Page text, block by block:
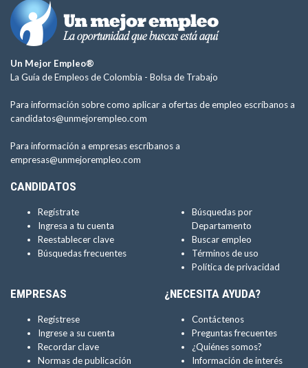
Un Mejor Empleo®
La Guía de Empleos de Colombia - Bolsa de Trabajo
Para información sobre como aplicar a ofertas de empleo escríbanos a
candidatos@unmejorempleo.com
Para información a empresas escríbanos a
empresas@unmejorempleo.com
CANDIDATOS
Regístrate
Ingresa a tu cuenta
Reestablecer clave
Búsquedas frecuentes
Búsquedas por
Departamento
Buscar empleo
Términos de uso
Política de privacidad
EMPRESAS
Regístrese
Ingrese a su cuenta
Recordar clave
Normas de publicación
¿NECESITA AYUDA?
Contáctenos
Preguntas frecuentes
¿Quiénes somos?
Información de interés